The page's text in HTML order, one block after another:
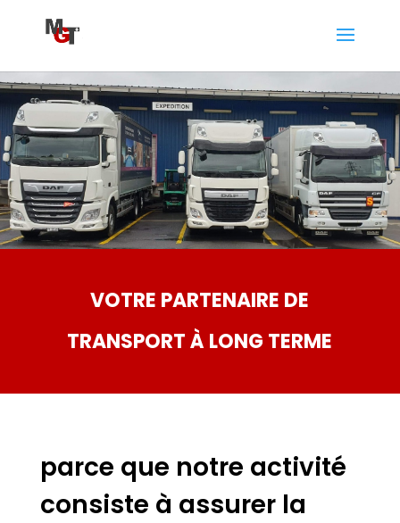
VOTRE PARTENAIRE DE
TRANSPORT À LONG TERME
parce que notre activité
consiste à assurer la